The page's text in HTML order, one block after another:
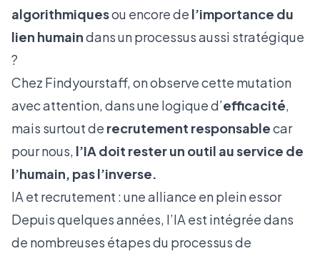
algorithmiquesou encore de l’importance du
lien humaindans un processus aussi stratégique
?
Chez Findyourstaff, on observe cette mutation
avec attention, dans une logique d’efficacité,
mais surtout de recrutement responsablecar
pour nous, l’IA doit rester un outil au service de
l’humain, pas l’inverse.
IA et recrutement : une alliance en plein essor
Depuis quelques années, l’IA est intégrée dans
de nombreuses étapes du processus de